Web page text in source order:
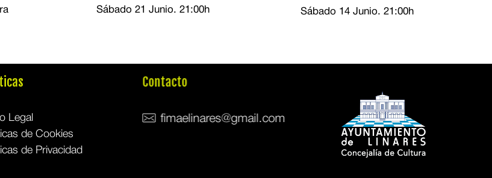
Sábado 21 Junio. 21:00h
Sábado 14 Junio. 21:00h
Legal
de Cookies
de Privacidad
Contacto
fimaelinares@gmail.com